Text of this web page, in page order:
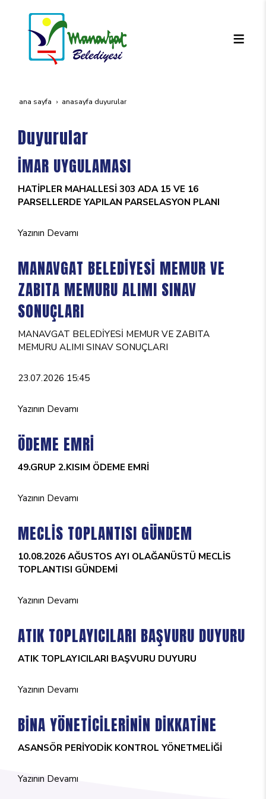
ana sayfa anasayfa duyurular
Duyurular
İMAR UYGULAMASI
HATİPLER MAHALLESİ 303 ADA 15 VE 16
PARSELLERDE YAPILAN PARSELASYON PLANI
Yazının Devamı
MANAVGAT BELEDİYESİ MEMUR VE
ZABITA MEMURU ALIMI SINAV
SONUÇLARI
MANAVGAT BELEDİYESİ MEMUR VE ZABITA
MEMURU ALIMI SINAV SONUÇLARI
23.07.2026 15:45
Yazının Devamı
ÖDEME EMRİ
49.GRUP 2.KISIM ÖDEME EMRİ
Yazının Devamı
MECLİS TOPLANTISI GÜNDEM
10.08.2026 AĞUSTOS AYI OLAĞANÜSTÜ MECLİS
TOPLANTISI GÜNDEMİ
Yazının Devamı
ATIK TOPLAYICILARI BAŞVURU DUYURU
ATIK TOPLAYICILARI BAŞVURU DUYURU
Yazının Devamı
BİNA YÖNETİCİLERİNİN DİKKATİNE
ASANSÖR PERİYODİK KONTROL YÖNETMELİĞİ
Yazının Devamı